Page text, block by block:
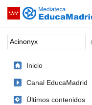
Saltar navegación
Palabra o frase:
Inicio
Canal EducaMadrid
Últimos contenidos